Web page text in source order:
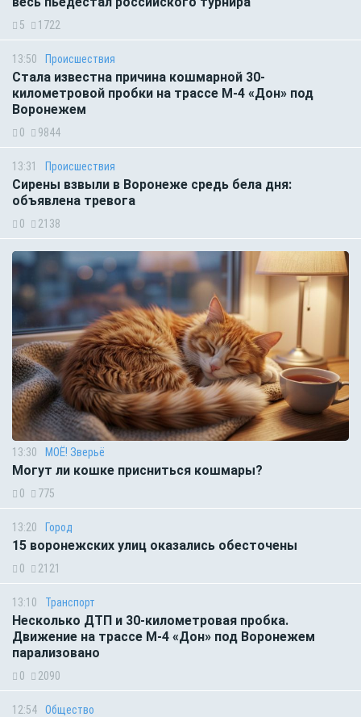
5 1722
13:50 Происшествия
Стала известна причина кошмарной 30-
километровой пробки на трассе М-4 «Дон» под
Воронежем
0 9844
13:31 Происшествия
Сирены взвыли в Воронеже средь бела дня:
объявлена тревога
0 2138
13:30 МОЁ! Зверьё
Могут ли кошке присниться кошмары?
0 775
13:20 Город
15 воронежских улиц оказались обесточены
0 2121
13:10 Транспорт
Несколько ДТП и 30-километровая пробка.
Движение на трассе М-4 «Дон» под Воронежем
парализовано
0 2090
12:54 Общество